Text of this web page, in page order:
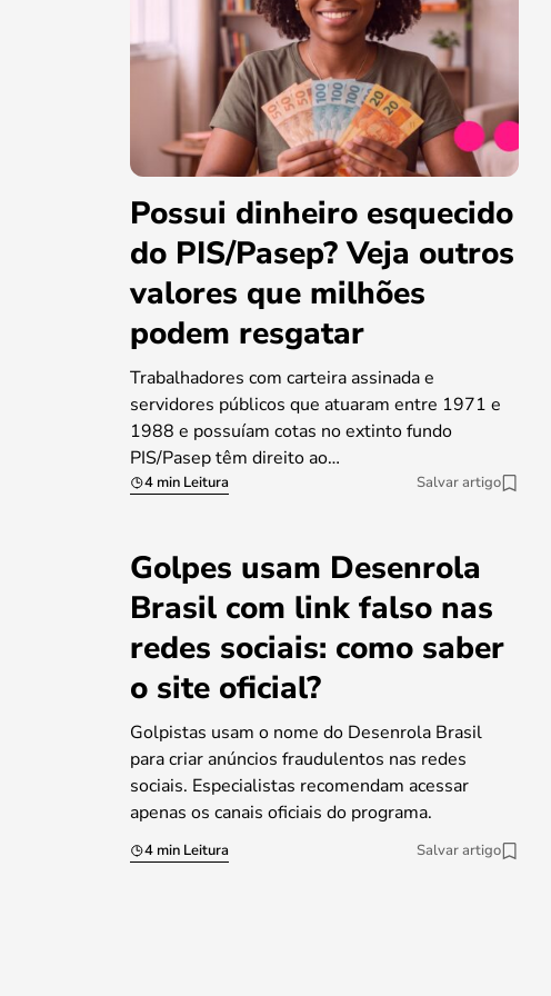
Possui dinheiro esquecido
do PIS/Pasep? Veja outros
valores que milhões
podem resgatar
Trabalhadores com carteira assinada e
servidores públicos que atuaram entre 1971 e
1988 e possuíam cotas no extinto fundo
PIS/Pasep têm direito ao…
4 min Leitura Salvar artigo
Golpes usam Desenrola
Brasil com link falso nas
redes sociais: como saber
o site oficial?
Golpistas usam o nome do Desenrola Brasil
para criar anúncios fraudulentos nas redes
sociais. Especialistas recomendam acessar
apenas os canais oficiais do programa.
4 min Leitura Salvar artigo